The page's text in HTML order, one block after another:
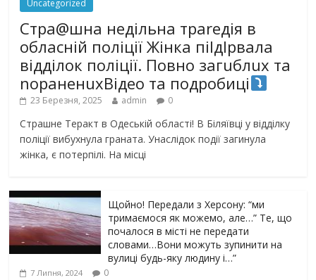
Uncategorized
Стра@шна недільна траrедія в
обласній поліції Жінка піlдlрвала
відділок поліції. Повно загuблuх та
nораненuхВідео та подробиці
23 Березня, 2025 admin 0
Страшне Теракт в Одеській області! В Біляївці у відділку
поліції вибухнула граната. Унаслідок події загинула
жінка, є потерпілі. На місці
Щойно! Передали з Херсону: “ми
тримаємося як можемо, але…” Те, що
почалося в місті не передати
словами…Вони можуть зупинити на
вулиці будь-яку людину і…”
7 Липня, 2024 0